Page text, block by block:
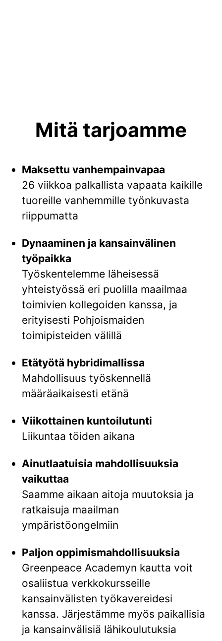
Mitä tarjoamme
Maksettu vanhempainvapaa
26 viikkoa palkallista vapaata kaikille
tuoreille vanhemmille työnkuvasta
riippumatta
Dynaaminen ja kansainvälinen
työpaikka
Työskentelemme läheisessä
yhteistyössä eri puolilla maailmaa
toimivien kollegoiden kanssa, ja
erityisesti Pohjoismaiden
toimipisteiden välillä
Etätyötä hybridimallissa
Mahdollisuus työskennellä
määräaikaisesti etänä
Viikottainen kuntoilutunti
Liikuntaa töiden aikana
Ainutlaatuisia mahdollisuuksia
vaikuttaa
Saamme aikaan aitoja muutoksia ja
ratkaisuja maailman
ympäristöongelmiin
Paljon oppimismahdollisuuksia
Greenpeace Academyn kautta voit
osaliistua verkkokursseille
kansainvälisten työkavereidesi
kanssa. Järjestämme myös paikallisia
ja kansainvälisiä lähikoulutuksia